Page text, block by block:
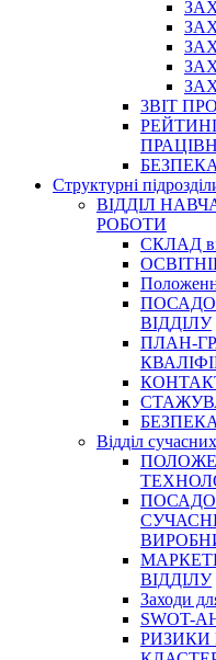
3BIT
Структурні
ВІДДІЛ
РОБОТИ
СКЛАД
ВІДДІЛУ
ПЛАН-
Відділ
ВІДДІЛУ
Заходи
SWOT-
РИЗИКИ